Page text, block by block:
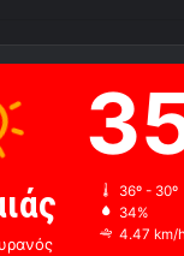
36º - 30º
34%
4.47 km/h